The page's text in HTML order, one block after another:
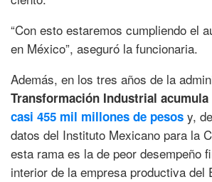
“Con esto estaremos cumpliendo el
en México”, aseguró la funcionaria.
Además, en los tres años de la
Transformación Industrial acumula
casi 455 mil millones de pesos y,
datos del Instituto Mexicano para la
esta rama es la de peor desempeño
interior de la empresa productiva del